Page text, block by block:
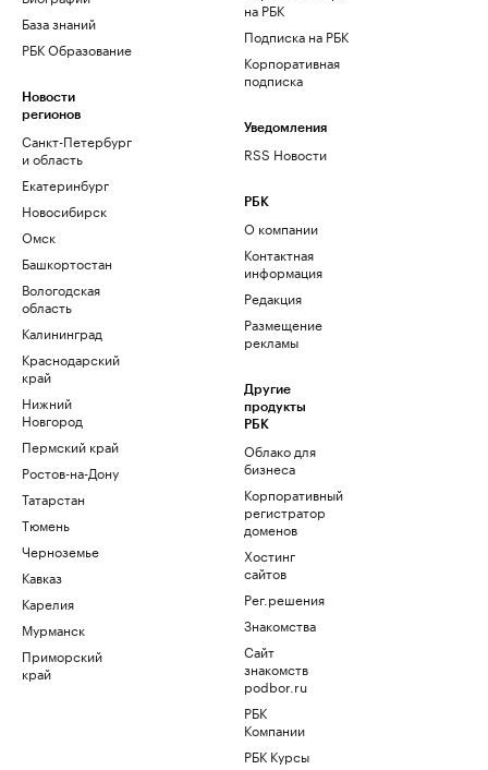
База знаний
РБК Образование
Новости
регионов
Санкт-Петербург
и область
Екатеринбург
Новосибирск
Омск
Башкортостан
Вологодская
область
Калининград
Краснодарский
край
Нижний
Новгород
Пермский край
Ростов-на-Дону
Татарстан
Тюмень
Черноземье
Кавказ
Карелия
Мурманск
Приморский
край
на РБК
Подписка на РБК
Корпоративная
подписка
Уведомления
RSS Новости
РБК
О компании
Контактная
информация
Редакция
Размещение
рекламы
Другие
продукты
РБК
Облако для
бизнеса
Корпоративный
регистратор
доменов
Хостинг
сайтов
Рег.решения
Знакомства
Сайт
знакомств
podbor.ru
РБК
Компании
РБК Курсы